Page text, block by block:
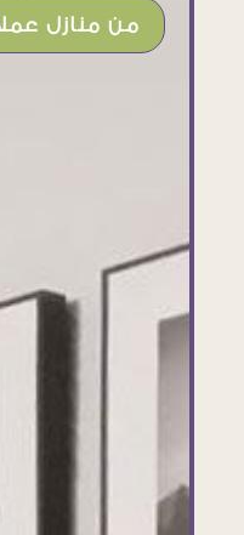
من منازل
والتقفيل وسرعة
الأمانه مكسب